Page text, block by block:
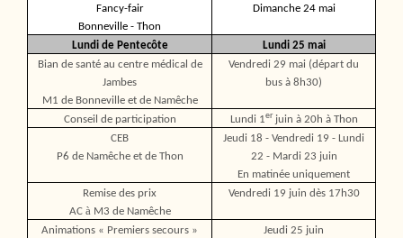
Fancy-fair
Bonneville - Thon
Dimanche 24 mai
Lundi de Pentecôte
Lundi 25 mai
Bian de santé au centre médical de
Jambes
M1 de Bonneville et de Namêche
Vendredi 29 mai (départ du
bus à 8h30)
Conseil de participation Lundi 1er juin à 20h à Thon
CEB
P6 de Namêche et de Thon
Jeudi 18 - Vendredi 19 - Lundi
22 - Mardi 23 juin
En matinée uniquement
Remise des prix
AC àM3 de Namêche
Vendredi 19 juin dès 17h30
Animations « Premiers secours »
Jeudi 25 juin